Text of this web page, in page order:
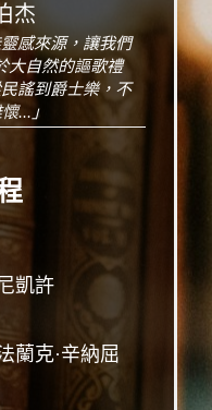
杰
感來源，讓我們
大自然的謳歌禮
謠到爵士樂，不
...」
凱許
蘭克·辛納屈